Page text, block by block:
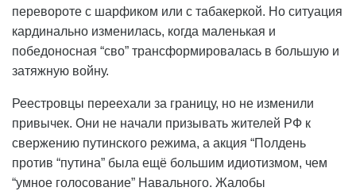
перевороте с шарфиком или с табакеркой. Но ситуация
кардинально изменилась, когда маленькая и
победоносная “сво” трансформировалась в большую и
затяжную войну.
Реестровцы переехали за границу, но не изменили
привычек. Они не начали призывать жителей РФ к
свержению путинского режима, а акция “Полдень
против “путина” была ещё большим идиотизмом, чем
“умное голосование” Навального. Жалобы